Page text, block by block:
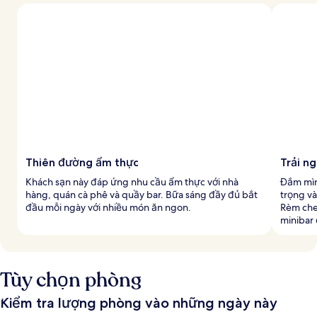
Thiên đường ẩm thực
Khách sạn này đáp ứng nhu cầu ẩm thực với nhà
hàng, quán cà phê và quầy bar. Bữa sáng đầy đủ bắt
đầu mỗi ngày với nhiều món ăn ngon.
Trải
Đắm
trọng
Rèm
minibar
Tùy chọn phòng
Kiểm tra lượng phòng vào những ngày này